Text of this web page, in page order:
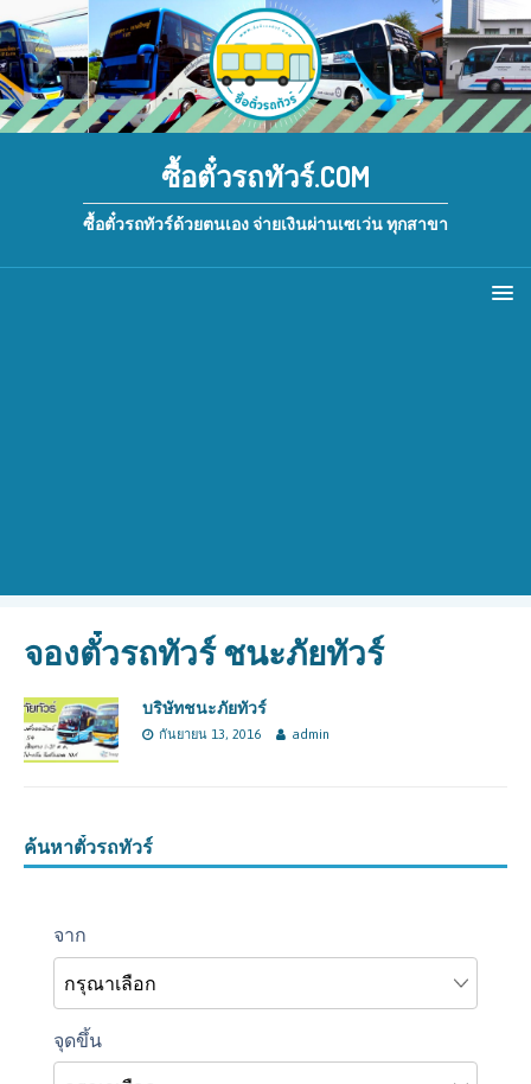
ซื้อตั๋วรถทัวร์.COM
ซื้อตั๋วรถทัวร์ด้วยตนเอง จ่ายเงินผ่านเซเว่น ทุกสาขา
จองตั๋วรถทัวร์ ชนะภัยทัวร์
บริษัทชนะภัยทัวร์
กันยายน 13, 2016 admin
ค้นหาตั๋วรถทัวร์